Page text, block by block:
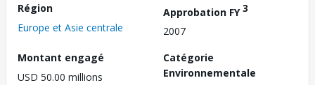
Région
Europe et Asie centrale
Approbation FY3
2007
Montant engagé
USD 50.00 millions
Catégorie
Environnementale